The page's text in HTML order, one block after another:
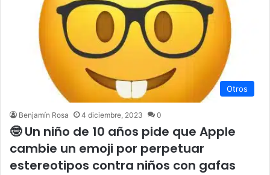
Otros
Benjamín Rosa 4 diciembre, 2023 0
🤓 Un niño de 10 años pide que Apple
cambie un emoji por perpetuar
estereotipos contra niños con gafas